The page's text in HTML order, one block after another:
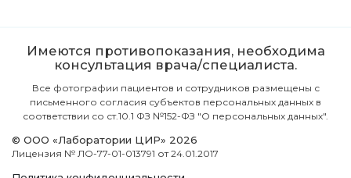
Имеются противопоказания, необходима
консультация врача/специалиста.
Все фотографии пациентов и сотрудников размещены с
письменного согласия субъектов персональных данных в
соответствии со ст.10.1 ФЗ №152-ФЗ "О персональных данных".
© ООО «Лаборатории ЦИР» 2026
Лицензия № ЛО-77-01-013791 от 24.01.2017